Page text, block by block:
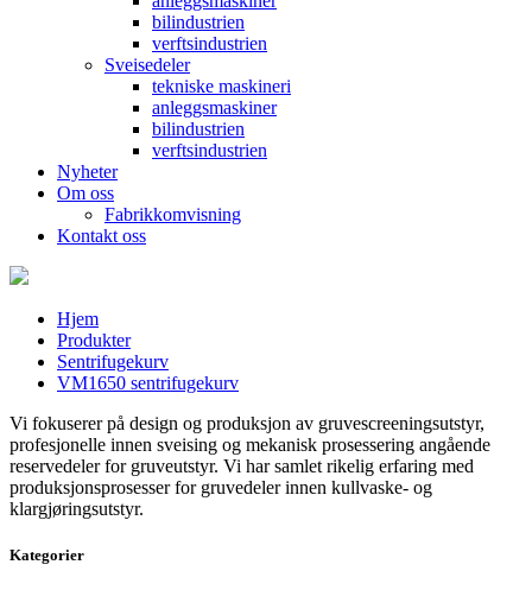
bilindustrien
verftsindustrien
Sveisedeler
tekniske maskineri
anleggsmaskiner
bilindustrien
verftsindustrien
Nyheter
Om oss
Fabrikkomvisning
Kontakt oss
Hjem
Produkter
Sentrifugekurv
VM1650 sentrifugekurv
Vi fokuserer på design og produksjon av gruvescreeningsutstyr,
profesjonelle innen sveising og mekanisk prosessering angående
reservedeler for gruveutstyr. Vi har samlet rikelig erfaring med
produksjonsprosesser for gruvedeler innen kullvaske- og
klargjøringsutstyr.
Kategorier